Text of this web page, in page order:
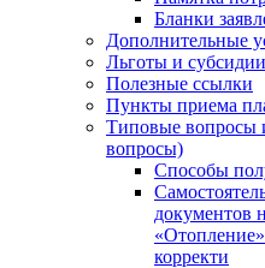
Бланки
Дополнительные
Льготы и субсидии
Полезные ссылки
Пункты приема
Типовые вопросы
вопросы)
Способы
документов
корректи